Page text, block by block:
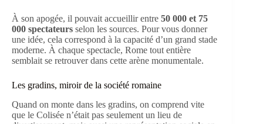
À son apogée, il pouvait accueillir entre 50 000 et 75
000 spectateurs selon les sources. Pour vous donner
une idée, cela correspond à la capacité d’un grand stade
moderne. À chaque spectacle, Rome tout entière
semblait se retrouver dans cette arène monumentale.
Les gradins, miroir de la société romaine
Quand on monte dans les gradins, on comprend vite
que le Colisée n’était pas seulement un lieu de